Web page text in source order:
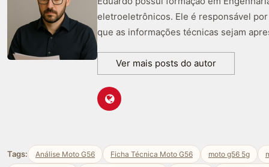
eletroeletrônicos. Ele é responsável
que as informações técnicas sejam
Ver mais posts do autor
Tags: Análise Moto G56 Ficha Técnica Moto G56 moto g56 5g